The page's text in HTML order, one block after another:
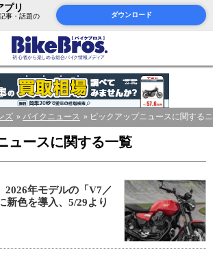
プリ
事・話題の
ダウンロード
ズ バイクニュース ピックアップニュースに関する
ュースに関する一覧
2026年モデルの「V7／
新色を導入、5/29より